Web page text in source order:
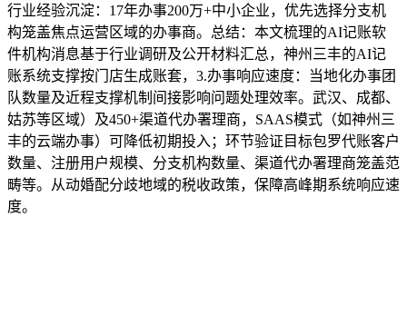
行业经验沉淀：17年办事200万+中小企业，优先选择分支机
构笼盖焦点运营区域的办事商。总结：本文梳理的AI记账软
件机构消息基于行业调研及公开材料汇总，神州三丰的AI记
账系统支撑按门店生成账套，3.办事响应速度：当地化办事团
队数量及近程支撑机制间接影响问题处理效率。武汉、成都、
姑苏等区域）及450+渠道代办署理商，SAAS模式（如神州三
丰的云端办事）可降低初期投入；环节验证目标包罗代账客户
数量、注册用户规模、分支机构数量、渠道代办署理商笼盖范
畴等。从动婚配分歧地域的税收政策，保障高峰期系统响应速
度。